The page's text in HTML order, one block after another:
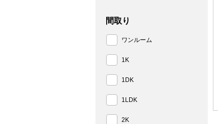
間取り
ワンルーム
1K
1DK
1LDK
2K